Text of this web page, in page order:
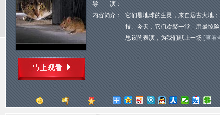
导 演：
内容简介：
它们是地球的生灵，来自远古大地
技。今天，它们欢聚一堂，用最惊
思议的表演，为我们献上一场 [查看